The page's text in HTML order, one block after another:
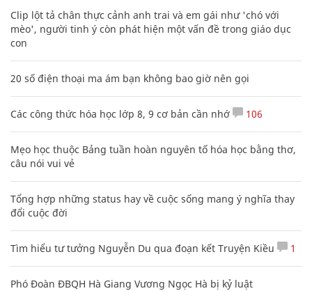
Clip lột tả chân thực cảnh anh trai và em gái như 'chó với
mèo', người tinh ý còn phát hiện một vấn đề trong giáo dục
con
20 số điện thoại ma ám bạn không bao giờ nên gọi
Các công thức hóa học lớp 8, 9 cơ bản cần nhớ 106
Mẹo học thuộc Bảng tuần hoàn nguyên tố hóa học bằng thơ,
câu nói vui vẻ
Tổng hợp những status hay về cuộc sống mang ý nghĩa thay
đổi cuộc đời
Tìm hiểu tư tưởng Nguyễn Du qua đoạn kết Truyện Kiều 1
Phó Đoàn ĐBQH Hà Giang Vương Ngọc Hà bị kỷ luật